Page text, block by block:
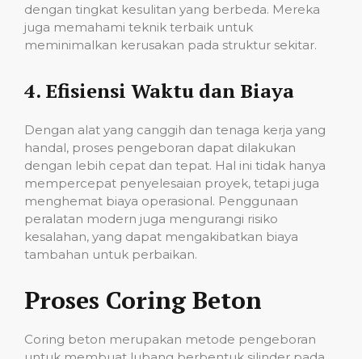
dengan tingkat kesulitan yang berbeda. Mereka
juga memahami teknik terbaik untuk
meminimalkan kerusakan pada struktur sekitar.
4. Efisiensi Waktu dan Biaya
Dengan alat yang canggih dan tenaga kerja yang
handal, proses pengeboran dapat dilakukan
dengan lebih cepat dan tepat. Hal ini tidak hanya
mempercepat penyelesaian proyek, tetapi juga
menghemat biaya operasional. Penggunaan
peralatan modern juga mengurangi risiko
kesalahan, yang dapat mengakibatkan biaya
tambahan untuk perbaikan.
Proses Coring Beton
Coring beton merupakan metode pengeboran